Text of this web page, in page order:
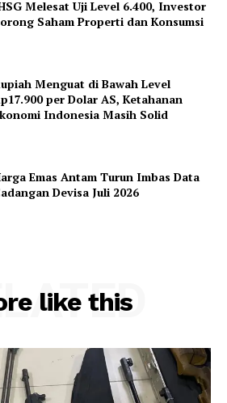
Melesat Uji Level 6.400, Investor
Saham Properti dan Konsumsi
Menguat di Bawah Level
per Dolar AS, Ketahanan
Indonesia Masih Solid
Emas Antam Turun Imbas Data
Devisa Juli 2026
like this